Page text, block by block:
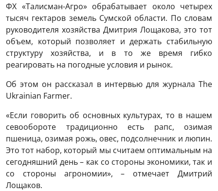
ФХ «Талисман-Агро» обрабатывает около четырех
тысяч гектаров земель Сумской области. По словам
руководителя хозяйства Дмитрия Лощакова, это тот
объем, который позволяет и держать стабильную
структуру хозяйства, и в то же время гибко
реагировать на погодные условия и рынок.
Об этом он рассказал в интервью для журнала The
Ukrainian Farmer.
«Если говорить об основных культурах, то в нашем
севообороте традиционно есть рапс, озимая
пшеница, озимая рожь, овес, подсолнечник и люпин.
Это тот набор, который мы считаем оптимальным на
сегодняшний день – как со стороны экономики, так и
со стороны агрономии», – отмечает Дмитрий
Лощаков.